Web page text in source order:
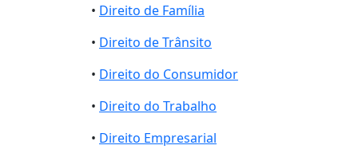
• Direito de Família
• Direito de Trânsito
• Direito do Consumidor
• Direito do Trabalho
• Direito Empresarial